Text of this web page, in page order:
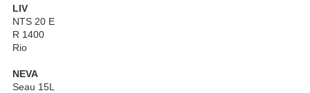
LIV
NTS 20 E
R 1400
Rio
NEVA
Seau 15L